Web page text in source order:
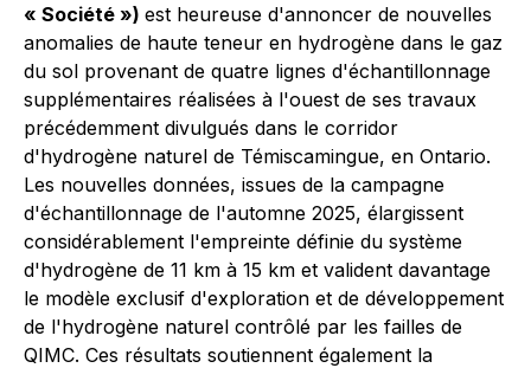
« Société ») est heureuse d'annoncer de nouvelles
anomalies de haute teneur en hydrogène dans le gaz
du sol provenant de quatre lignes d'échantillonnage
supplémentaires réalisées à l'ouest de ses travaux
précédemment divulgués dans le corridor
d'hydrogène naturel de Témiscamingue, en Ontario.
Les nouvelles données, issues de la campagne
d'échantillonnage de l'automne 2025, élargissent
considérablement l'empreinte définie du système
d'hydrogène de 11 km à 15 km et valident davantage
le modèle exclusif d'exploration et de développement
de l'hydrogène naturel contrôlé par les failles de
QIMC. Ces résultats soutiennent également la